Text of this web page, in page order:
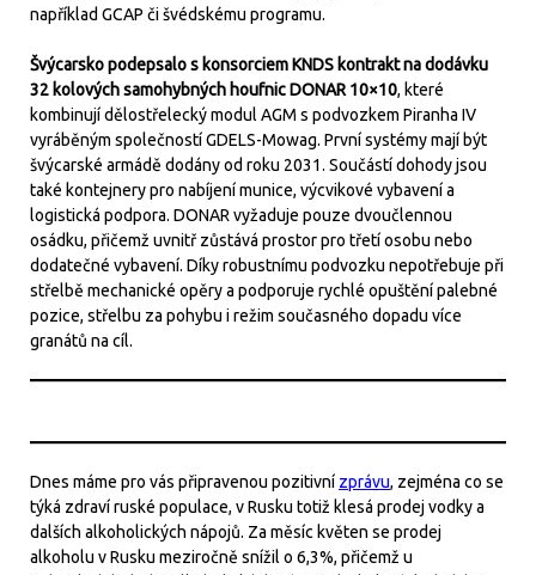
například GCAP či švédskému programu.
Švýcarsko podepsalo s konsorciem KNDS kontrakt na dodávku
32 kolových samohybných houfnic DONAR 10×10, které
kombinují dělostřelecký modul AGM s podvozkem Piranha IV
vyráběným společností GDELS-Mowag. První systémy mají být
švýcarské armádě dodány od roku 2031. Součástí dohody jsou
také kontejnery pro nabíjení munice, výcvikové vybavení a
logistická podpora. DONAR vyžaduje pouze dvoučlennou
osádku, přičemž uvnitř zůstává prostor pro třetí osobu nebo
dodatečné vybavení. Díky robustnímu podvozku nepotřebuje při
střelbě mechanické opěry a podporuje rychlé opuštění palebné
pozice, střelbu za pohybu i režim současného dopadu více
granátů na cíl.
Dnes máme pro vás připravenou pozitivní zprávu, zejména co se
týká zdraví ruské populace, v Rusku totiž klesá prodej vodky a
dalších alkoholických nápojů. Za měsíc květen se prodej
alkoholu v Rusku meziročně snížil o 6,3%, přičemž u